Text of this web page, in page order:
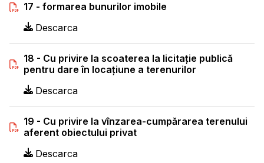
17 - formarea bunurilor imobile
Descarca
18 - Cu privire la scoaterea la licitaţie publică
pentru dare în locaţiune a terenurilor
Descarca
19 - Cu privire la vînzarea-cumpărarea terenului
aferent obiectului privat
Descarca